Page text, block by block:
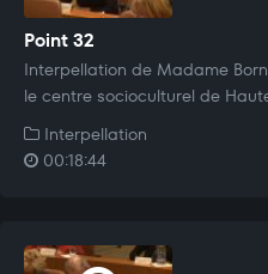
Point 32
Interpellation de Madame
le centre socioculturel de
Interpellation
00:18:44